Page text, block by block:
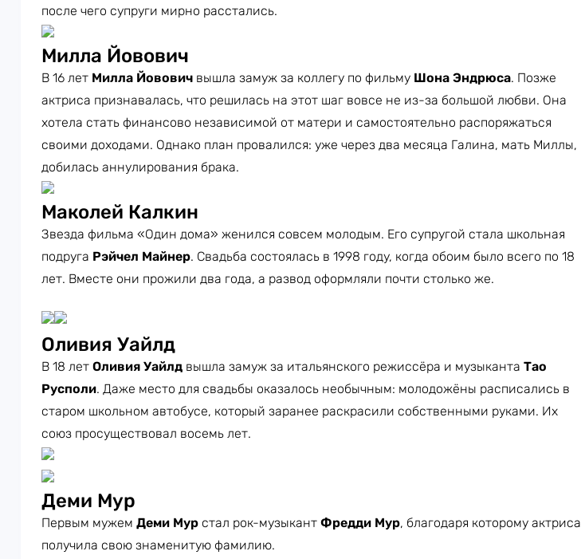
после чего супруги мирно расстались.
Милла Йовович
В 16 лет Милла Йовович вышла замуж за коллегу по фильму Шона Эндрюса. Позже
актриса признавалась, что решилась на этот шаг вовсе не из-за большой любви. Она
хотела стать финансово независимой от матери и самостоятельно распоряжаться
своими доходами. Однако план провалился: уже через два месяца Галина, мать Миллы,
добилась аннулирования брака.
Маколей Калкин
Звезда фильма «Один дома» женился совсем молодым. Его супругой стала школьная
подруга Рэйчел Майнер. Свадьба состоялась в 1998 году, когда обоим было всего по 18
лет. Вместе они прожили два года, а развод оформляли почти столько же.
Оливия Уайлд
В 18 лет Оливия Уайлд вышла замуж за итальянского режиссёра и музыканта Тао
Русполи. Даже место для свадьбы оказалось необычным: молодожёны расписались в
старом школьном автобусе, который заранее раскрасили собственными руками. Их
союз просуществовал восемь лет.
Деми Мур
Первым мужем Деми Мур стал рок-музыкант Фредди Мур, благодаря которому актриса
получила свою знаменитую фамилию.